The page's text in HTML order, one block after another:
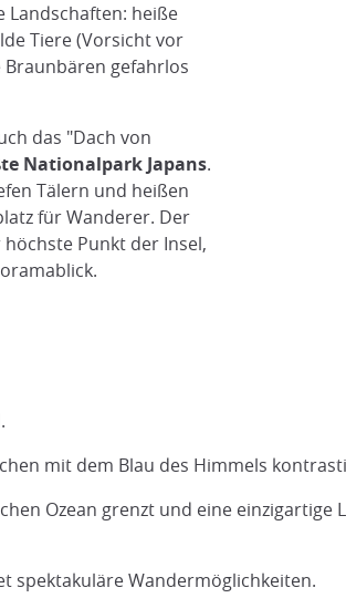
heiße
Tiere (Vorsicht vor
Braunbären gefahrlos
das "Dach von
Nationalpark Japans.
Tälern und heißen
für Wanderer. Der
Punkt der Insel,
mit dem Blau des Himmels
Ozean grenzt und eine einzigartige
spektakuläre Wandermöglichkeiten.